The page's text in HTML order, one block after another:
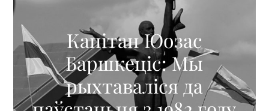
Капітан Юозас
Баршкеціс: Мы
рыхтаваліся да